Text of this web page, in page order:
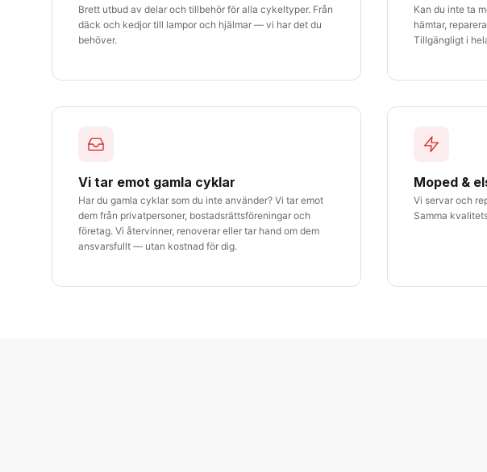
Brett utbud av delar och tillbehör för alla cykeltyper. Från
däck och kedjor till lampor och hjälmar — vi har det du
behöver.
Kan du inte ta
hämtar,
Tillgängligt i
Vi tar emot gamla cyklar
Har du gamla cyklar som du inte använder? Vi tar emot
dem från privatpersoner, bostadsrättsföreningar och
företag. Vi återvinner, renoverar eller tar hand om dem
ansvarsfullt — utan kostnad för dig.
Moped &
Vi servar och
Samma